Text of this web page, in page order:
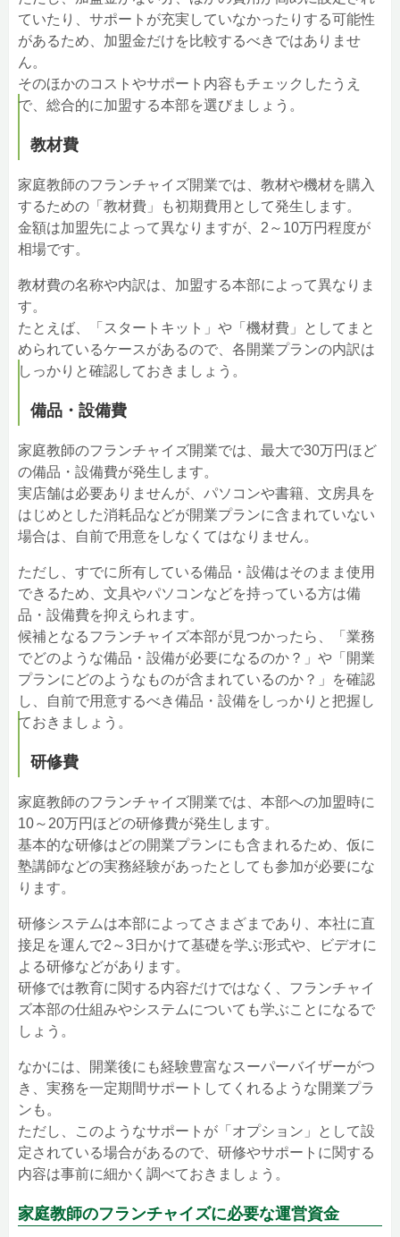
ていたり、サポートが充実していなかったりする可能性
があるため、加盟金だけを比較するべきではありませ
ん。
そのほかのコストやサポート内容もチェックしたうえ
で、総合的に加盟する本部を選びましょう。
教材費
家庭教師のフランチャイズ開業では、教材や機材を購入
するための「教材費」も初期費用として発生します。
金額は加盟先によって異なりますが、2～10万円程度が
相場です。
教材費の名称や内訳は、加盟する本部によって異なりま
す。
たとえば、「スタートキット」や「機材費」としてまと
められているケースがあるので、各開業プランの内訳は
しっかりと確認しておきましょう。
備品・設備費
家庭教師のフランチャイズ開業では、最大で30万円ほど
の備品・設備費が発生します。
実店舗は必要ありませんが、パソコンや書籍、文房具を
はじめとした消耗品などが開業プランに含まれていない
場合は、自前で用意をしなくてはなりません。
ただし、すでに所有している備品・設備はそのまま使用
できるため、文具やパソコンなどを持っている方は備
品・設備費を抑えられます。
候補となるフランチャイズ本部が見つかったら、「業務
でどのような備品・設備が必要になるのか？」や「開業
プランにどのようなものが含まれているのか？」を確認
し、自前で用意するべき備品・設備をしっかりと把握し
ておきましょう。
研修費
家庭教師のフランチャイズ開業では、本部への加盟時に
10～20万円ほどの研修費が発生します。
基本的な研修はどの開業プランにも含まれるため、仮に
塾講師などの実務経験があったとしても参加が必要にな
ります。
研修システムは本部によってさまざまであり、本社に直
接足を運んで2～3日かけて基礎を学ぶ形式や、ビデオに
よる研修などがあります。
研修では教育に関する内容だけではなく、フランチャイ
ズ本部の仕組みやシステムについても学ぶことになるで
しょう。
なかには、開業後にも経験豊富なスーパーバイザーがつ
き、実務を一定期間サポートしてくれるような開業プラ
ンも。
ただし、このようなサポートが「オプション」として設
定されている場合があるので、研修やサポートに関する
内容は事前に細かく調べておきましょう。
家庭教師のフランチャイズに必要な運営資金